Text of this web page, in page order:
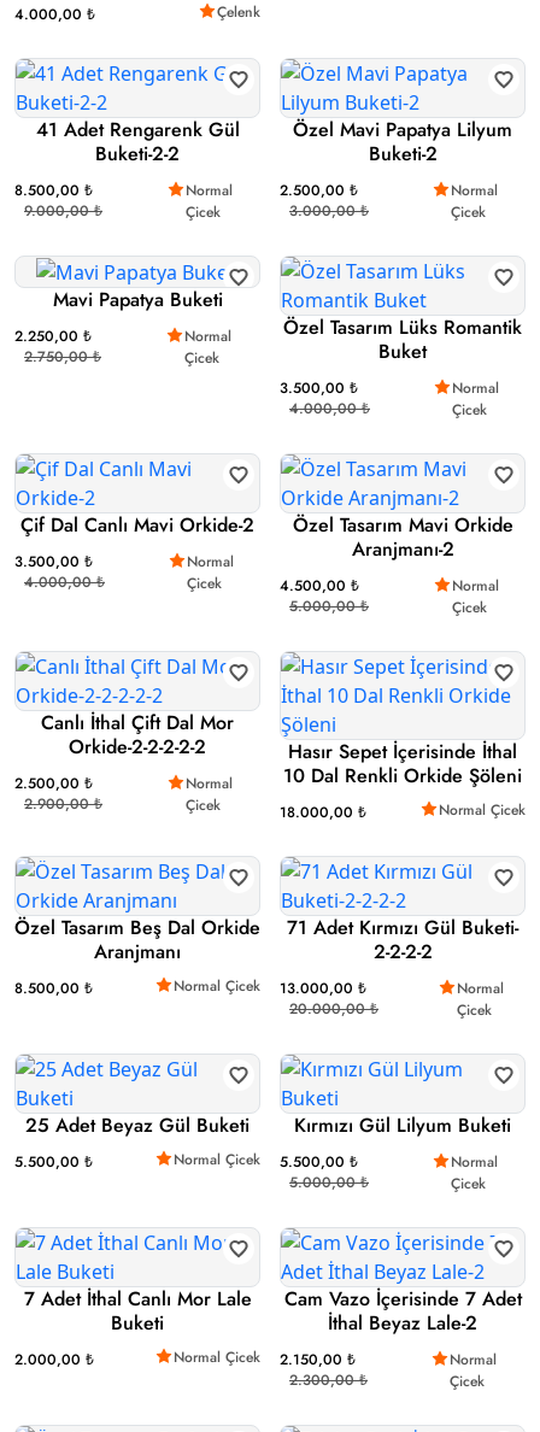
4.000,00 ₺ Çelenk
41 Adet Rengarenk Gül
Buketi-2-2
8.500,00 ₺
9.000,00 ₺
Normal
Çicek
Özel Mavi Papatya Lilyum
Buketi-2
2.500,00 ₺
3.000,00 ₺
Normal
Çicek
Mavi Papatya Buketi
2.250,00 ₺
2.750,00 ₺
Normal
Çicek
Özel Tasarım Lüks Romantik
Buket
3.500,00 ₺
4.000,00 ₺
Normal
Çicek
Çif Dal Canlı Mavi Orkide-2
3.500,00 ₺
4.000,00 ₺
Normal
Çicek
Özel Tasarım Mavi Orkide
Aranjmanı-2
4.500,00 ₺
5.000,00 ₺
Normal
Çicek
Canlı İthal Çift Dal Mor
Orkide-2-2-2-2-2
2.500,00 ₺
2.900,00 ₺
Normal
Çicek
Hasır Sepet İçerisinde İthal
10 Dal Renkli Orkide Şöleni
18.000,00 ₺ Normal Çicek
Özel Tasarım Beş Dal Orkide
Aranjmanı
8.500,00 ₺ Normal Çicek
71 Adet Kırmızı Gül Buketi-
2-2-2-2
13.000,00 ₺
20.000,00 ₺
Normal
Çicek
25 Adet Beyaz Gül Buketi
5.500,00 ₺ Normal Çicek
Kırmızı Gül Lilyum Buketi
5.500,00 ₺
5.000,00 ₺
Normal
Çicek
7 Adet İthal Canlı Mor Lale
Buketi
2.000,00 ₺ Normal Çicek
Cam Vazo İçerisinde 7 Adet
İthal Beyaz Lale-2
2.150,00 ₺
2.300,00 ₺
Normal
Çicek